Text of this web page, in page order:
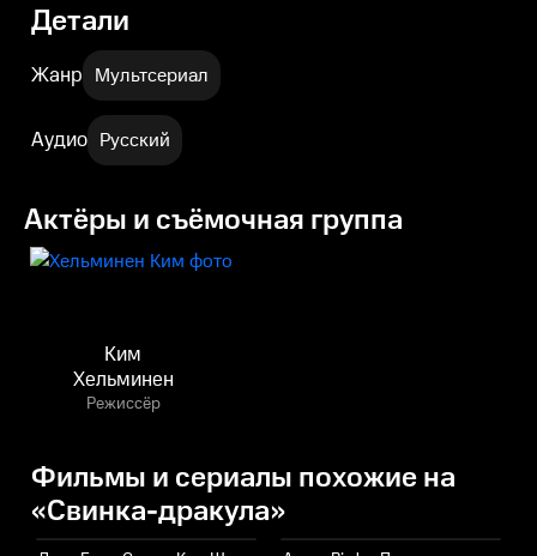
Детали
Жанр Мультсериал
Аудио Русский
Актёры и съёмочная группа
Ким
Хельминен
Режиссёр
Фильмы и сериалы похожие на
«Свинка-дракула»